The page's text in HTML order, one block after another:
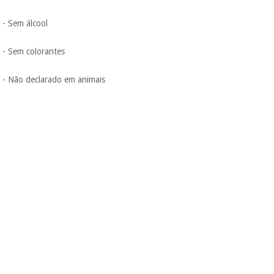
- Sem álcool
- Sem colorantes
- Não declarado em animais